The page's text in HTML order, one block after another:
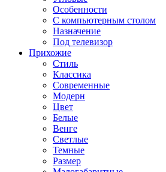
Особенности
С компьютерным столом
Назначение
Под телевизор
Прихожие
Стиль
Классика
Современные
Модерн
Цвет
Белые
Венге
Светлые
Темные
Размер